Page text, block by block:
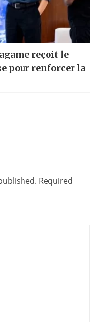
reçoit le
pour renforcer la
Required